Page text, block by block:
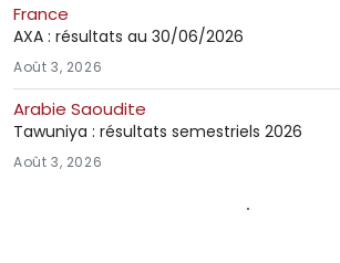
France
AXA : résultats au 30/06/2026
Août 3, 2026
Arabie Saoudite
Tawuniya : résultats semestriels 2026
Août 3, 2026